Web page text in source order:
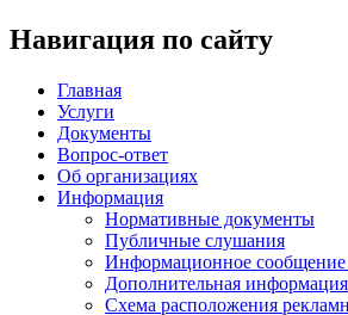
Навигация по сайту
Главная
Услуги
Документы
Вопрос-ответ
Об организациях
Информация
Нормативные документы
Публичные слушания
Информационное сообщение
Дополнительная информация
Схема расположения